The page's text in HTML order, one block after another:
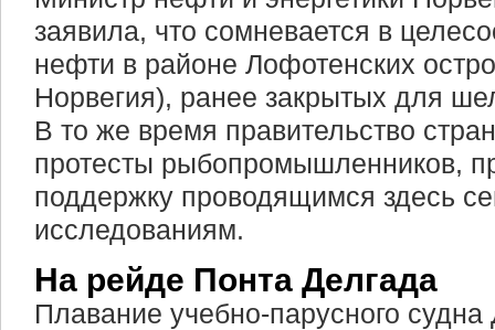
заявила, что сомневается в
нефти в районе Лофотенских
Норвегия), ранее закрытых для
В то же время правительство
протесты рыбопромышленников,
поддержку проводящимся здесь
исследованиям.
На рейде Понта Делгада
Плавание учебно-парусного судна